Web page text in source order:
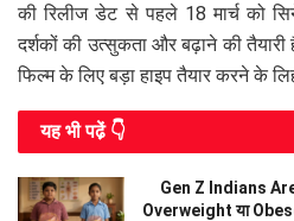
की रिलीज डेट से पहले 18 मार्च को
दर्शकों की उत्सुकता और बढ़ाने की
फिल्म के लिए बड़ा हाइप तैयार करने के
यह भी पढे़ं 👇
Gen Z Indians
Overweight या